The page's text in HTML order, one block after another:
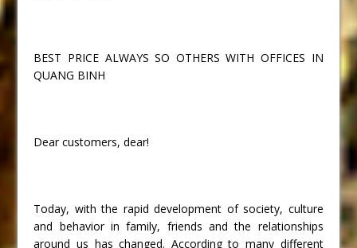
BEST PRICE ALWAYS SO OTHERS WITH OFFICES IN
QUANG BINH
Dear customers, dear!
Today, with the rapid development of society, culture
and behavior in family, friends and the relationships
around us has changed. According to many different